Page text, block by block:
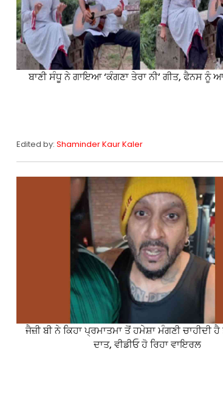
ਬਾਣੀ ਸੰਧੂ ਨੇ ਗਾਇਆ ‘ਕੰਗਣਾ ਤੇਰਾ ਨੀ’ ਗੀਤ, ਫੈਨਸ ਨੂੰ
Edited by:Shaminder Kaur Kaler
ਜੈਜ਼ੀ ਬੀ ਨੇ ਕਿਹਾ ਪ੍ਰਮਾਤਮਾ ਤੋਂ ਹਮੇਸ਼ਾ ਮੰਗਣੀ ਚਾਹੀਦੀ
ਦਾਤ, ਵੀਡੀਓ ਹੋ ਰਿਹਾ ਵਾਇਰਲ